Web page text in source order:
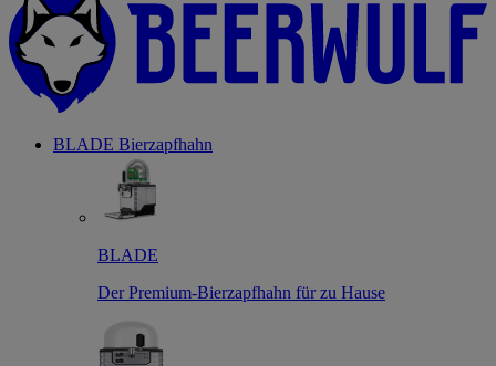
BLADE Bierzapfhahn
BLADE
Der Premium-Bierzapfhahn für zu Hause